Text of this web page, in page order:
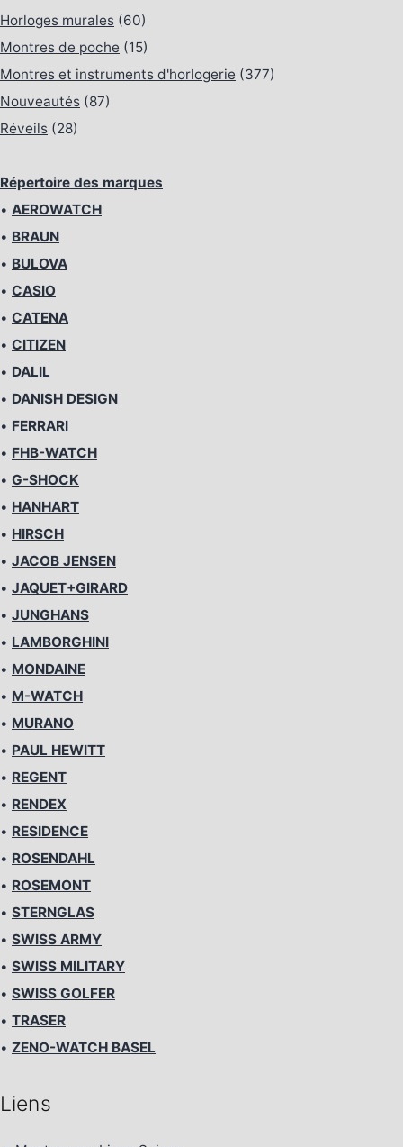
Horloges murales (60)
Montres de poche (15)
Montres et instruments d'horlogerie (377)
Nouveautés (87)
Réveils (28)
Répertoire des marques
• AEROWATCH
• BRAUN
• BULOVA
• CASIO
• CATENA
• CITIZEN
• DALIL
• DANISH DESIGN
• FERRARI
• FHB-WATCH
• G-SHOCK
• HANHART
• HIRSCH
• JACOB JENSEN
• JAQUET+GIRARD
• JUNGHANS
• LAMBORGHINI
• MONDAINE
• M-WATCH
• MURANO
• PAUL HEWITT
• REGENT
• RENDEX
• RESIDENCE
• ROSENDAHL
• ROSEMONT
• STERNGLAS
• SWISS ARMY
• SWISS MILITARY
• SWISS GOLFER
• TRASER
• ZENO-WATCH BASEL
Liens